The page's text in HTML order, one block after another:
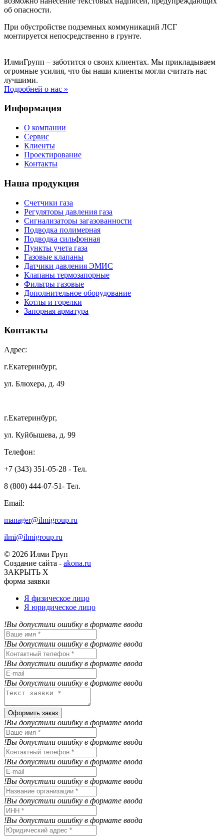
об опасности.
При обустройстве подземных коммуникаций ЛСГ
монтируется непосредственно в грунте.
ИлмиГрупп – заботится о своих клиентах. Мы прикладываем
огромные усилия, что бы наши клиенты могли считать нас
лучшими.
Подробней о нас »
Информация
О компании
Сервис
Клиенты
Проектирование
Контакты
Наша продукция
Счетчики газа
Регуляторы давления газа
Сигнализаторы загазованности
Подводка полимерная
Подводка сильфонная
Пункты учета газа
Газовые клапаны
Датчики давления ЭМИС
Клапаны термозапорные
Фильтры газовые
Дополнительное оборудование
Котлы и горелки
Запорная арматура
Контакты
Адрес:
г.Екатеринбург,
ул. Блюхера, д. 49
г.Екатеринбург,
ул. Куйбышева, д. 99
Телефон:
+7 (343) 351-05-28 - Тел.
8 (800) 444-07-51- Тел.
Email:
manager@ilmigroup.ru
ilmi@ilmigroup.ru
© 2026 Илми Груп
Создание сайта - akona.ru
ЗАКРЫТЬ Х
форма заявки
Я физическое лицо
Я юридическое лицо
!Вы допустили ошибку в формате ввода
!Вы допустили ошибку в формате ввода
!Вы допустили ошибку в формате ввода
!Вы допустили ошибку в формате ввода
Оформить заказ
!Вы допустили ошибку в формате ввода
!Вы допустили ошибку в формате ввода
!Вы допустили ошибку в формате ввода
!Вы допустили ошибку в формате ввода
!Вы допустили ошибку в формате ввода
!Вы допустили ошибку в формате ввода